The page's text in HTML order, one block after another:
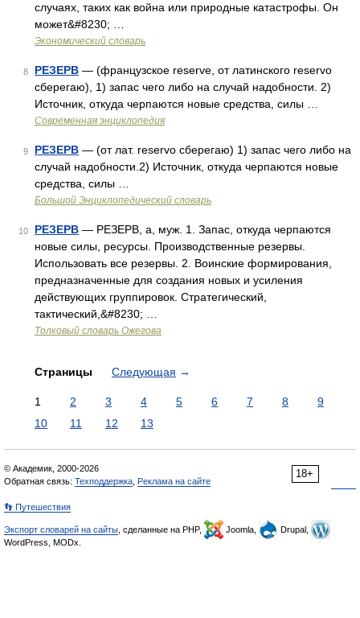
случаях, таких как война или природные катастрофы. Он
может&#8230; …
Экономический словарь
8 РЕЗЕРВ — (французское reserve, от латинского reservo
сберегаю), 1) запас чего либо на случай надобности. 2)
Источник, откуда черпаются новые средства, силы …
Современная энциклопедия
9 РЕЗЕРВ — (от лат. reservo сберегаю) 1) запас чего либо на
случай надобности.2) Источник, откуда черпаются новые
средства, силы …
Большой Энциклопедический словарь
10 РЕЗЕРВ — РЕЗЕРВ, а, муж. 1. Запас, откуда черпаются
новые силы, ресурсы. Производственные резервы.
Использовать все резервы. 2. Воинские формирования,
предназначенные для создания новых и усиления
действующих группировок. Стратегический,
тактический,&#8230; …
Толковый словарь Ожегова
Страницы Следующая →
1 2 3 4 5 6 7 8
9
10
11 12 13
18+
© Академик, 2000-2026
Обратная связь: Техподдержка Реклама на сайте
👣 Путешествия
Экспорт словарей на сайты , сделанные на PHP, Joomla,
Drupal,
WordPress, MODx.